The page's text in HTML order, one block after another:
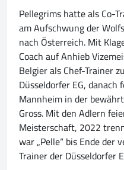
Pellegrims hatte als Co-
am Aufschwung der
nach Österreich. Mit
Coach auf Anhieb
Belgier als Chef-Trainer
Düsseldorfer EG,
Mannheim in der
Gross. Mit den Adlern
Meisterschaft, 2022
war „Pelle“ bis Ende der
Trainer der Düsseldorfer